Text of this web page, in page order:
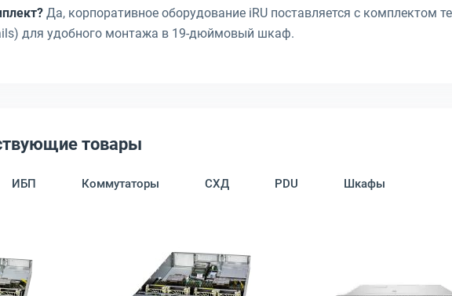
Да, корпоративное оборудование iRU поставляется с комплектом
для удобного монтажа в 19-дюймовый шкаф.
товары
ИБП Коммутаторы СХД PDU Шкафы